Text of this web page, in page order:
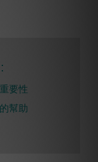
要性
幫助